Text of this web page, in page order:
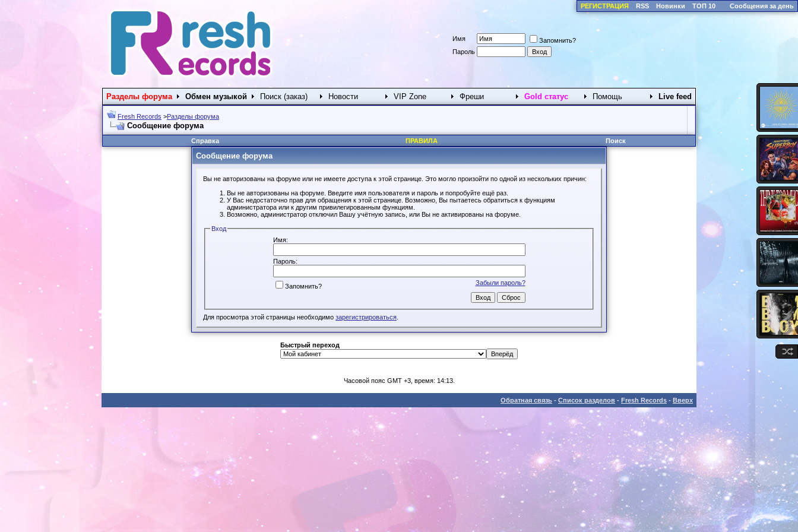
РЕГИСТРАЦИЯ RSS Новинки ТОП 10 Сообщения за день
Имя
Запомнить?
Пароль
Разделы форума Обмен музыкой Поиск (заказ) Новости VIP Zone Фреши Gold статус Помощь Live feed
Fresh Records >Разделы форума
Сообщение форума
Справка ПРАВИЛА Поиск
Сообщение форума
Вы не авторизованы на форуме или не имеете доступа к этой странице. Это могло произойти по одной из нескольких причин:
Вы не авторизованы на форуме. Введите имя пользователя и пароль и попробуйте ещё раз.
У Вас недостаточно прав для обращения к этой странице. Возможно, Вы пытаетесь обратиться к функциям
администратора или к другим привилегированным функциям.
Возможно, администратор отключил Вашу учётную запись, или Вы не активированы на форуме.
Вход
Имя:
Пароль:
Забыли пароль?
Запомнить?
Для просмотра этой страницы необходимо зарегистрироваться
Быстрый переход
Часовой пояс GMT +3, время: 14:13.
Обратная связь - Список разделов - Fresh Records - Вверх